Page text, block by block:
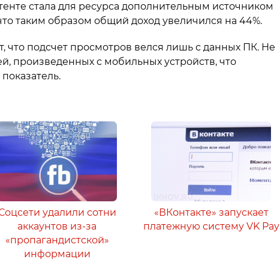
стала для ресурса дополнительным источником
таким образом общий доход увеличился на 44%.
что подсчет просмотров велся лишь с данных ПК. Не
произведенных с мобильных устройств, что
удалили сотни
аккаунтов из-за
«пропагандистской»
информации
«ВКонтакте» запускает
платежную систему VK Pay